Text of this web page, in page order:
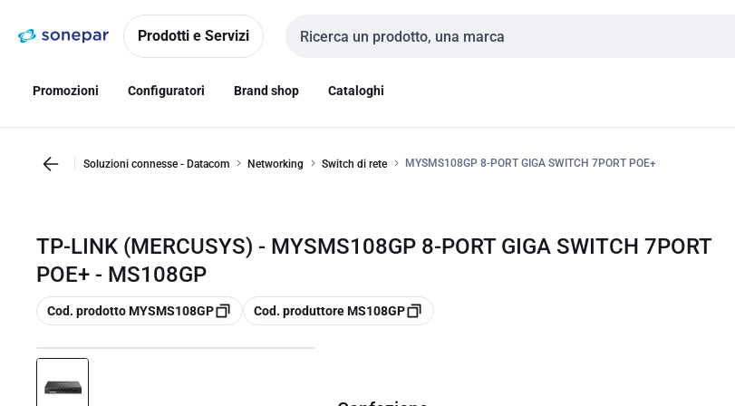
navigazionealla
Prodotti e Servizi
Cerca input
Promozioni Configuratori Brand shop Cataloghi
Soluzioni connesse - Datacom Networking Switch di rete MYSMS108GP 8-PORT GIGA SWITCH 7PORT POE+
TP-LINK (MERCUSYS) - MYSMS108GP 8-PORT GIGA SWITCH 7PORT
POE+ - MS108GP
copia
Cod. prodotto MYSMS108GP copia
Cod. produttore MS108GP